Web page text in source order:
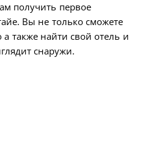
получить первое
Вы не только сможете
также найти свой отель и
снаружи.